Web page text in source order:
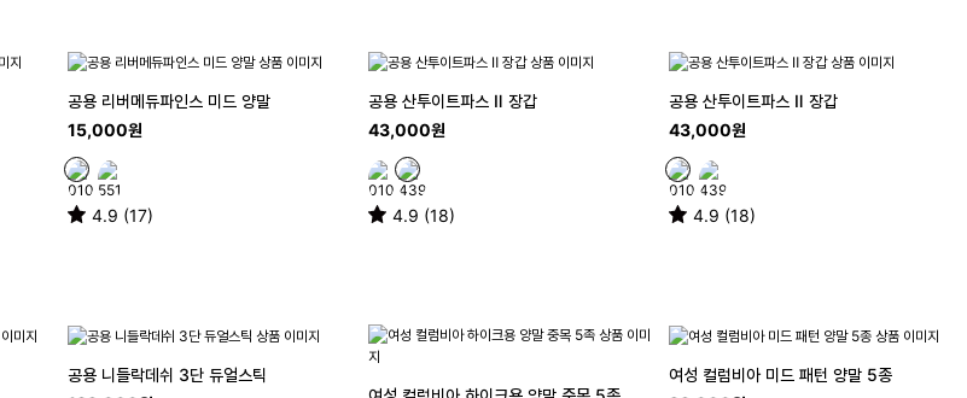
공용 리버메듀파인스 미드 양말
15,000원
4.9 (17)
공용 산투이트파스 Ⅱ 장갑
43,000원
4.9 (18)
공용 산투이트파스 Ⅱ 장갑
43,000원
4.9 (18)
공용 니들락데쉬 3단 듀얼스틱
여성 컬럼비아 미드 패턴 양말 5종